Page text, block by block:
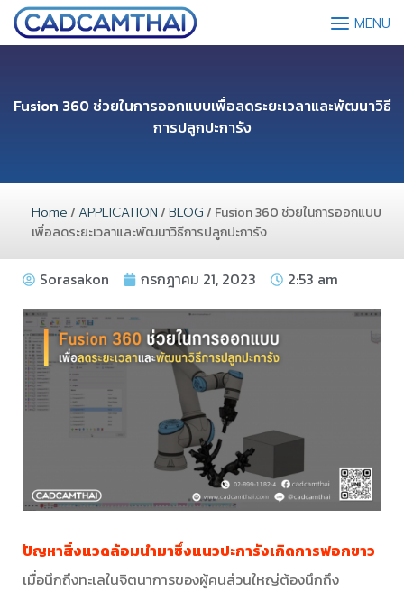
MENU
Fusion 360 ช่วยในการออกแบบเพื่อลดระยะเวลาและพัฒนาวิธี
การปลูกปะการัง
Home/APPLICATION/BLOG/ Fusion 360 ช่วยในการออกแบบ
เพื่อลดระยะเวลาและพัฒนาวิธีการปลูกปะการัง
Sorasakon กรกฎาคม 21, 2023 2:53 am
ปัญหาสิ่งแวดล้อมนำมาซึ่งแนวปะการังเกิดการฟอกขาว
เมื่อนึกถึงทะเลในจิตนาการของผู้คนส่วนใหญ่ต้องนึกถึง